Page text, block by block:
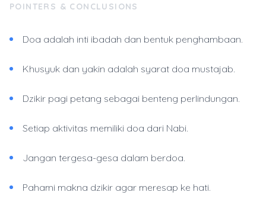
POINTERS & CONCLUSIONS
Doa adalah inti ibadah dan bentuk penghambaan.
Khusyuk dan yakin adalah syarat doa mustajab.
Dzikir pagi petang sebagai benteng perlindungan.
Setiap aktivitas memiliki doa dari Nabi.
Jangan tergesa-gesa dalam berdoa.
Pahami makna dzikir agar meresap ke hati.